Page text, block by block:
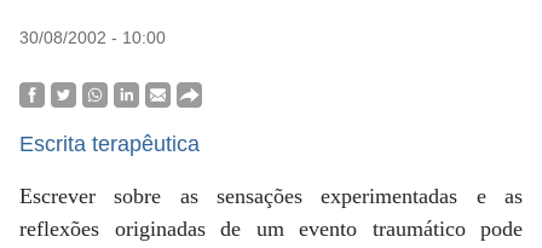
30/08/2002 - 10:00
Escrita terapêutica
Escrever sobre as sensações experimentadas e as
reflexões originadas de um evento traumático pode